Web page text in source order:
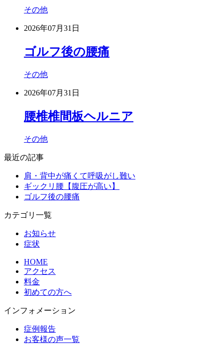
その他
2026年07月31日
ゴルフ後の腰痛
その他
2026年07月31日
腰椎椎間板ヘルニア
その他
最近の記事
肩・背中が痛くて呼吸がし難い
ギックリ腰【腹圧が高い】
ゴルフ後の腰痛
カテゴリ一覧
お知らせ
症状
HOME
アクセス
料金
初めての方へ
インフォメーション
症例報告
お客様の声一覧